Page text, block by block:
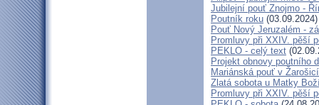
Jubilejní pouť Znojmo -
Poutník roku (03.09.2024)
Pouť Nový Jeruzalém -
Promluvy při XXIV. pěší
PEKLO - celý text
Projekt obnovy poutního
Mariánská pouť v
Zlatá sobota u Matky
Promluvy při XXIV. pěší